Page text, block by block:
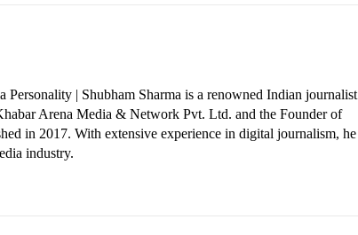
Personality | Shubham Sharma is a renowned Indian journalist
Arena Media & Network Pvt. Ltd. and the Founder of
in 2017. With extensive experience in digital journalism, he
industry.